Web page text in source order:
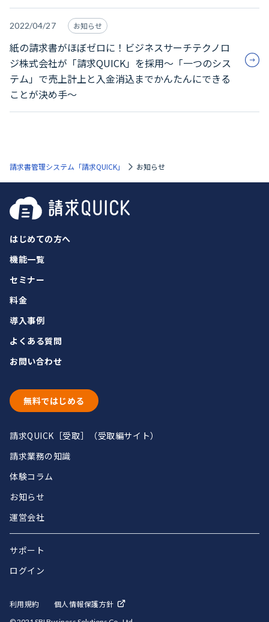
2022/04/27 お知らせ
紙の請求書がほぼゼロに！ビジネスサーチテクノロ
ジ株式会社が「請求QUICK」を採用～「一つのシス
テム」で売上計上と入金消込までかんたんにできる
ことが決め手～
請求書管理システム「請求QUICK」 お知らせ
はじめての方へ
機能一覧
セミナー
料金
導入事例
よくある質問
お問い合わせ
請求QUICK［受取］（受取編サイト）
請求業務の知識
体験コラム
お知らせ
運営会社
サポート
ログイン
無料ではじめる
利用規約 個人情報保護方針